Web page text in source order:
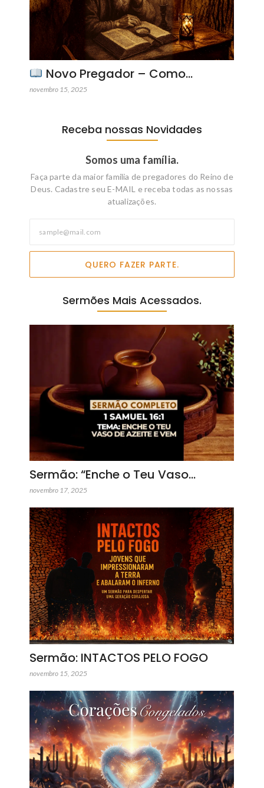
Novo Pregador – Como…
novembro 15, 2025
Receba nossas Novidades
Somos uma família.
Faça parte da maior familia de pregadores do Reino de
Deus. Cadastre seu E-MAIL e receba todas as nossas
atualizações.
QUERO FAZER PARTE.
Sermões Mais Acessados.
Sermão: “Enche o Teu Vaso…
novembro 17, 2025
Sermão: INTACTOS PELO FOGO
novembro 15, 2025